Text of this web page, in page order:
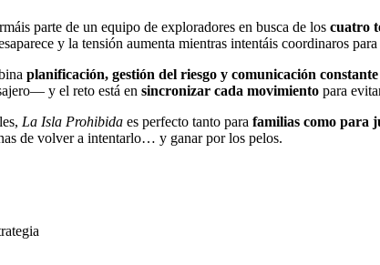
parte de un equipo de exploradores en busca de los cuatro
y la tensión aumenta mientras intentáis coordinaros
planificación, gestión del riesgo y comunicación constante
y el reto está en sincronizar cada movimiento para
La Isla Prohibida es perfecto tanto para familias como para
de volver a intentarlo… y ganar por los pelos.